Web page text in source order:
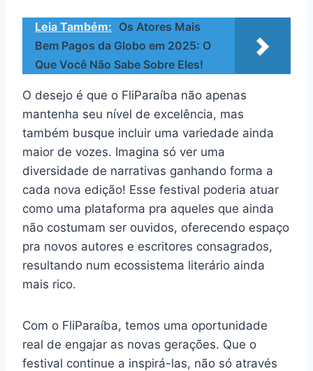
Leia Também: Os Atores Mais
Bem Pagos da Globo em 2025: O
Que Você Não Sabe Sobre Eles!
O desejo é que o FliParaíba não apenas
mantenha seu nível de excelência, mas
também busque incluir uma variedade ainda
maior de vozes. Imagina só ver uma
diversidade de narrativas ganhando forma a
cada nova edição! Esse festival poderia atuar
como uma plataforma pra aqueles que ainda
não costumam ser ouvidos, oferecendo espaço
pra novos autores e escritores consagrados,
resultando num ecossistema literário ainda
mais rico.
Com o FliParaíba, temos uma oportunidade
real de engajar as novas gerações. Que o
festival continue a inspirá-las, não só através